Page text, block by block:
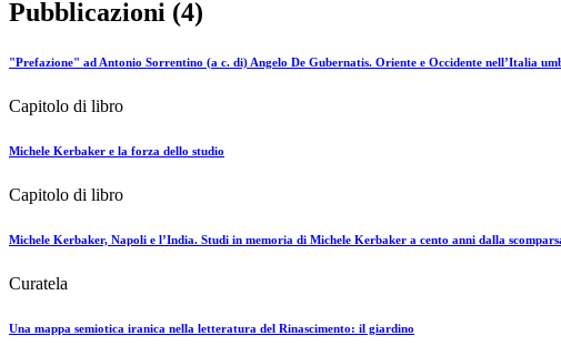
Pubblicazioni (4)
"Prefazione" ad Antonio Sorrentino (a c. di) Angelo De Gubernatis. Oriente e Occidente nell’Italia
Capitolo di libro
Michele Kerbaker e la forza dello studio
Capitolo di libro
Michele Kerbaker, Napoli e l’India. Studi in memoria di Michele Kerbaker a cento anni dalla
Curatela
Una mappa semiotica iranica nella letteratura del Rinascimento: il giardino